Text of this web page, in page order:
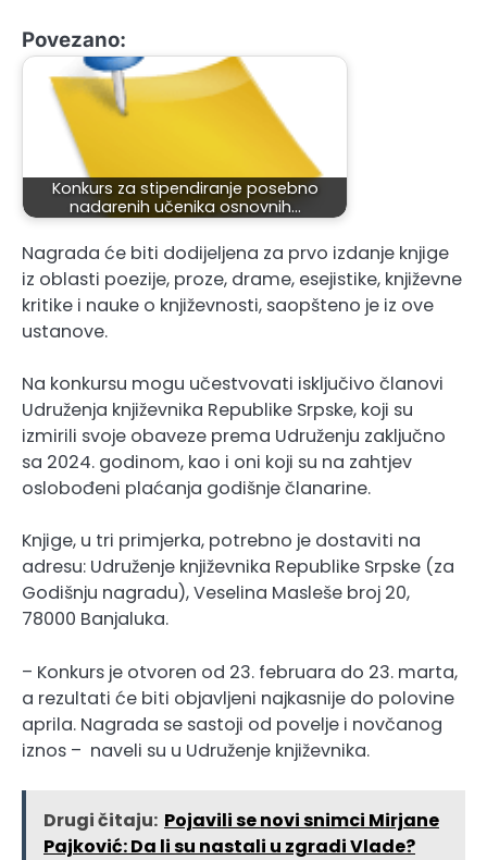
Povezano:
Konkurs za stipendiranje posebno
nadarenih učenika osnovnih…
Nagrada će biti dodijeljena za prvo izdanje knjige
iz oblasti poezije, proze, drame, esejistike, književne
kritike i nauke o književnosti, saopšteno je iz ove
ustanove.
Na konkursu mogu učestvovati isključivo članovi
Udruženja književnika Republike Srpske, koji su
izmirili svoje obaveze prema Udruženju zaključno
sa 2024. godinom, kao i oni koji su na zahtjev
oslobođeni plaćanja godišnje članarine.
Knjige, u tri primjerka, potrebno je dostaviti na
adresu: Udruženje književnika Republike Srpske (za
Godišnju nagradu), Veselina Masleše broj 20,
78000 Banjaluka.
– Konkurs je otvoren od 23. februara do 23. marta,
a rezultati će biti objavljeni najkasnije do polovine
aprila. Nagrada se sastoji od povelje i novčanog
iznos – naveli su u Udruženje književnika.
Drugi čitaju: Pojavili se novi snimci Mirjane
Pajković: Da li su nastali u zgradi Vlade?